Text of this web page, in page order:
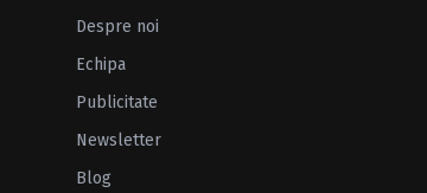
Despre noi
Echipa
Publicitate
Newsletter
Blog